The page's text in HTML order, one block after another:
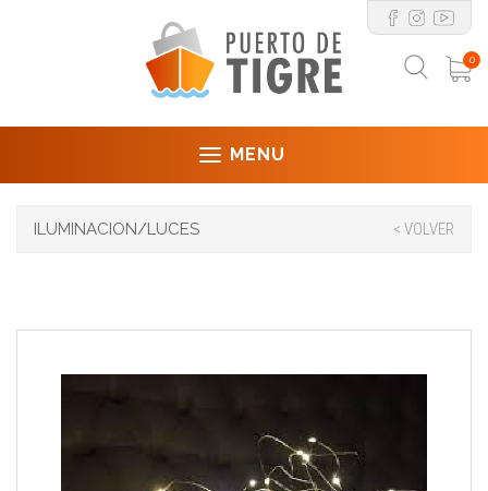
0
MENU
ILUMINACION/LUCES < VOLVER